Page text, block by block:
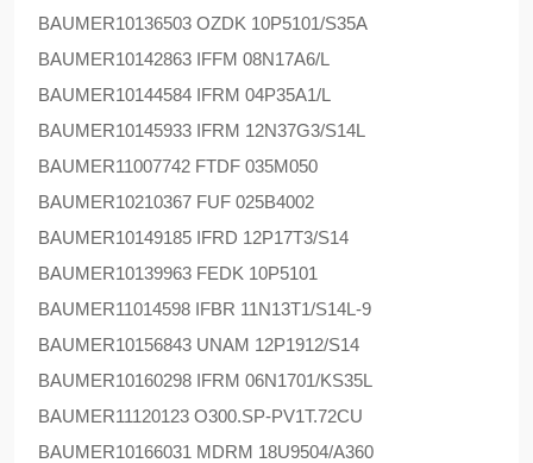
BAUMER10136503 OZDK 10P5101/S35A
BAUMER10142863 IFFM 08N17A6/L
BAUMER10144584 IFRM 04P35A1/L
BAUMER10145933 IFRM 12N37G3/S14L
BAUMER11007742 FTDF 035M050
BAUMER10210367 FUF 025B4002
BAUMER10149185 IFRD 12P17T3/S14
BAUMER10139963 FEDK 10P5101
BAUMER11014598 IFBR 11N13T1/S14L-9
BAUMER10156843 UNAM 12P1912/S14
BAUMER10160298 IFRM 06N1701/KS35L
BAUMER11120123 O300.SP-PV1T.72CU
BAUMER10166031 MDRM 18U9504/A360